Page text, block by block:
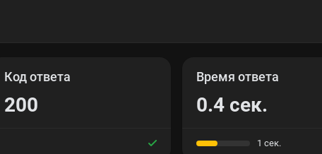
Код ответа
200
Время ответа
0.4 сек.
1 сек.